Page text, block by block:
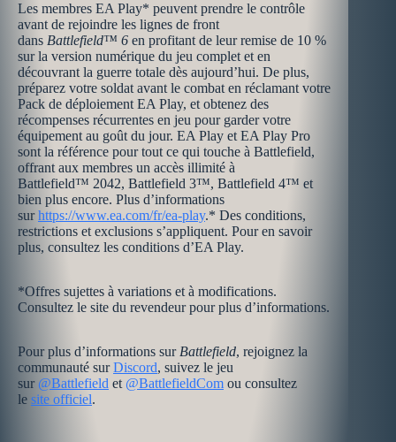
Les membres EA Play* peuvent prendre le contrôle
avant de rejoindre les lignes de front
dans Battlefield™ 6 en profitant de leur remise de 10 %
sur la version numérique du jeu complet et en
découvrant la guerre totale dès aujourd’hui. De plus,
préparez votre soldat avant le combat en réclamant votre
Pack de déploiement EA Play, et obtenez des
récompenses récurrentes en jeu pour garder votre
équipement au goût du jour. EA Play et EA Play Pro
sont la référence pour tout ce qui touche à Battlefield,
offrant aux membres un accès illimité à
Battlefield™ 2042, Battlefield 3™, Battlefield 4™ et
bien plus encore. Plus d’informations
surhttps://www.ea.com/fr/ea-play.* Des conditions,
restrictions et exclusions s’appliquent. Pour en savoir
plus, consultez les conditions d’EA Play.
*Offres sujettes à variations et à modifications.
Consultez le site du revendeur pour plus d’informations.
Pour plus d’informations sur Battlefield, rejoignez la
communauté sur Discord, suivez le jeu
sur @Battlefield et @BattlefieldCom ou consultez
le site officiel.